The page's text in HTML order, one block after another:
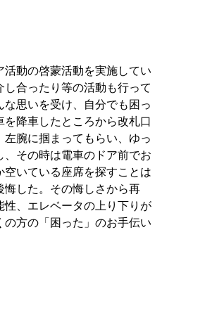
動の啓蒙活動を実施してい
合ったり等の活動も行って
思いを受け、自分でも困っ
降車したところから改札口
腕に掴まってもらい、ゆっ
その時は電車のドア前でお
いている座席を探すことは
した。その悔しさから再
、エレベータの上り下りが
方の「困った」のお手伝い